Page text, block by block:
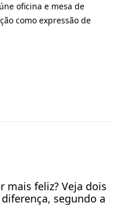
oficina e mesa de
como expressão de
mais feliz? Veja dois
segundo a